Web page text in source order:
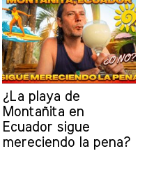
¿La playa de
Montañita en
Ecuador sigue
mereciendo la pena?